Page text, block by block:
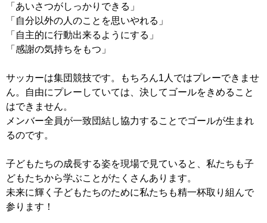
「あいさつがしっかりできる」
「自分以外の人のことを思いやれる」
「自主的に行動出来るようにする」
「感謝の気持ちをもつ」
サッカーは集団競技です。もちろん1人ではプレーできませ
ん。自由にプレーしていては、決してゴールをきめること
はできません。
メンバー全員が一致団結し協力することでゴールが生まれ
るのです。
子どもたちの成長する姿を現場で見ていると、私たちも子
どもたちから学ぶことがたくさんあります。
未来に輝く子どもたちのために私たちも精一杯取り組んで
参ります！